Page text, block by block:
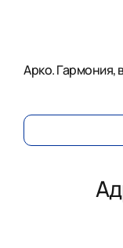
Арко. Гармония,